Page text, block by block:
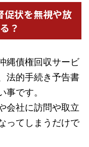
促状を無視や放
？
縄債権回収サービ
法的手続き予告書
です。
会社に訪問や取立
ってしまうだけで